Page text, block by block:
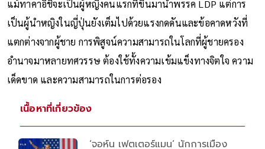
เป็นใหญ่
แม้ทาคาอิชิจะเป็นผู้หญิงคนแรกที่ขึ้นมานำพรรค LDP แต่การ
เป็นผู้นำหญิงในญี่ปุ่นยังเต็มไปด้วยแรงกดดันและข้อคาดหวังที่
แตกต่างจากผู้ชาย การพิสูจน์ความสามารถในโลกที่ผู้ชายครอง
เด็ดขาด และความสามารถในการต่อรอง
เนื้อหาที่เกี่ยวข้อง